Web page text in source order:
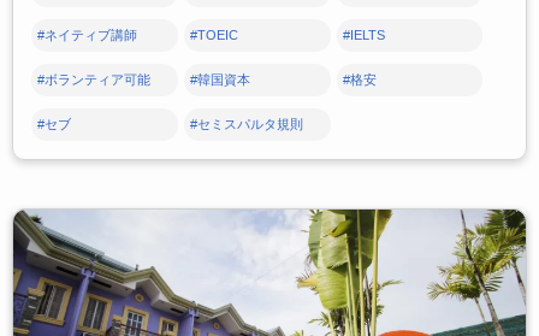
#ネイティブ講師 #TOEIC #IELTS
#ボランティア可能 #韓国資本 #格安
#セブ #セミスパルタ規則